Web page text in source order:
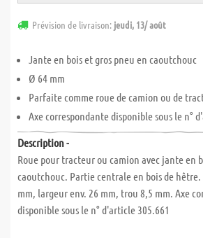
Prévision de livraison: jeudi, 13/ août
Jante en bois et gros pneu en caoutchouc
Ø 64 mm
Parfaite comme roue de camion ou de
Axe correspondante disponible sous le n°
Description -
Roue pour tracteur ou camion avec jante en
caoutchouc. Partie centrale en bois de
mm, largeur env. 26 mm, trou 8,5 mm. Axe
disponible sous le n° d'article 305.661